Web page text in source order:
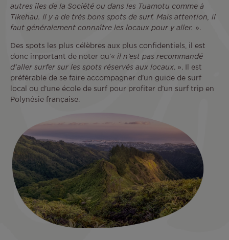
autres îles de la Société ou dans les Tuamotu comme à
Tikehau. Il y a de très bons spots de surf. Mais attention, il
faut généralement connaître les locaux pour y aller. ».
Des spots les plus célèbres aux plus confidentiels, il est
donc important de noter qu’« il n’est pas recommandé
d’aller surfer sur les spots réservés aux locaux. ». Il est
préférable de se faire accompagner d’un guide de surf
local ou d’une école de surf pour profiter d’un surf trip en
Polynésie française.